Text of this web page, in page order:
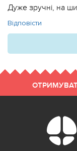
Дуже зручні, на
Відповісти